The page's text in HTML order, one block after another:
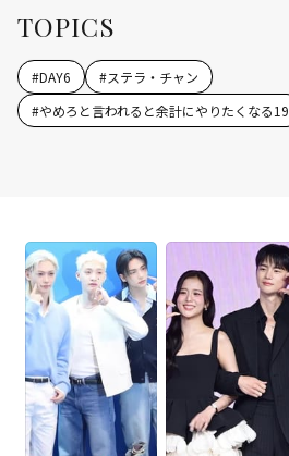
TOPICS
#DAY6 #ステラ・チャン
#やめろと言われると余計にやりたくなる19